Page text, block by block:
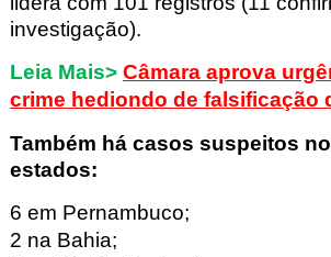
investigação).
Leia Mais> Câmara aprova
crime hediondo de falsificação
Também há casos suspeitos
estados:
6 em Pernambuco;
2 na Bahia;